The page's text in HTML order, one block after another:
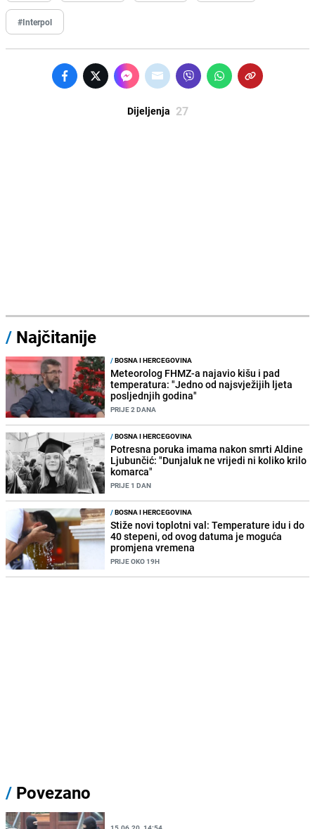
#Interpol
Dijeljenja 27
/ Najčitanije
/BOSNA I HERCEGOVINA
Meteorolog FHMZ-a najavio kišu i pad
temperatura: "Jedno od najsvježijih ljeta
posljednjih godina"
PRIJE 2 DANA
/BOSNA I HERCEGOVINA
Potresna poruka imama nakon smrti Aldine
Ljubunčić: "Dunjaluk ne vrijedi ni koliko krilo
komarca"
PRIJE 1 DAN
/BOSNA I HERCEGOVINA
Stiže novi toplotni val: Temperature idu i do
40 stepeni, od ovog datuma je moguća
promjena vremena
PRIJE OKO 19H
/ Povezano